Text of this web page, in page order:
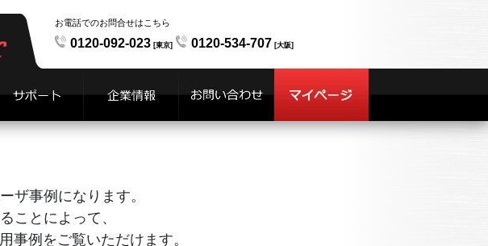
お電話でのお問合せはこちら
0120-092-023 [東京] 0120-534-707 [大阪]
ザ事例になります。
ことによって、
事例をご覧いただけます。